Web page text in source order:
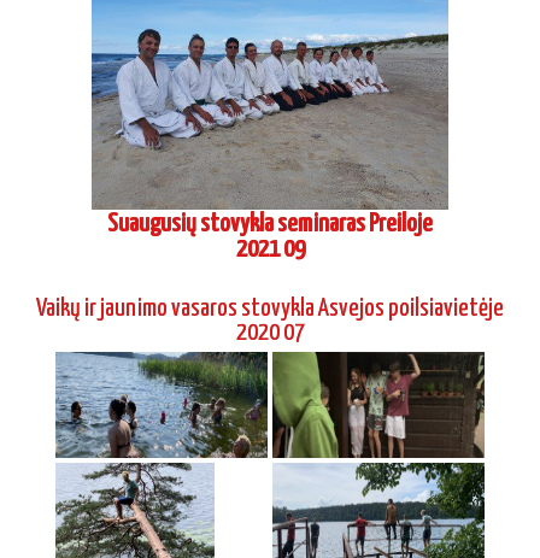
Suaugusių stovykla seminaras Preiloje
2021 09
Vaikų ir jaunimo vasaros stovykla Asvejos poilsiavietėje
2020 07